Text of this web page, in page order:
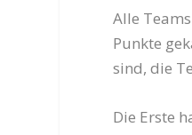
Alle
Punkte
sind, die
Die Erste